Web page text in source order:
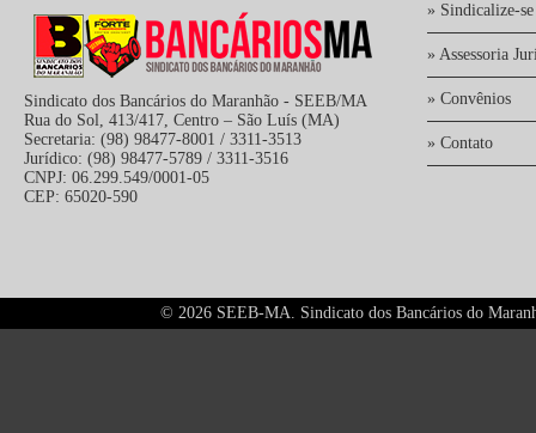
Sindicato dos Bancários do Maranhão - SEEB/MA
Rua do Sol, 413/417, Centro – São Luís (MA)
Secretaria: (98) 98477-8001 / 3311-3513
Jurídico: (98) 98477-5789 / 3311-3516
CNPJ: 06.299.549/0001-05
CEP: 65020-590
» Sindicalize-se
» Assessoria
» Convênios
» Contato
© 2026 SEEB-MA. Sindicato dos Bancários do